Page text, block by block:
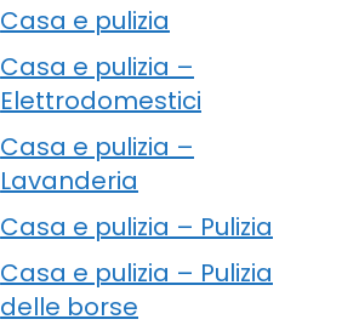
Casa e pulizia
Casa e pulizia –
Elettrodomestici
Casa e pulizia –
Lavanderia
Casa e pulizia – Pulizia
Casa e pulizia – Pulizia
delle borse